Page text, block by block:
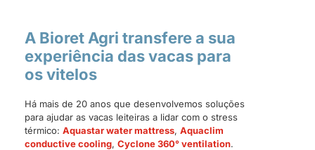
A Bioret Agri transfere a sua
experiência das vacas para
os vitelos
Há mais de 20 anos que desenvolvemos soluções
para ajudar as vacas leiteiras a lidar com o stress
térmico: Aquastar water mattress, Aquaclim
conductive cooling, Cyclone 360° ventilation.